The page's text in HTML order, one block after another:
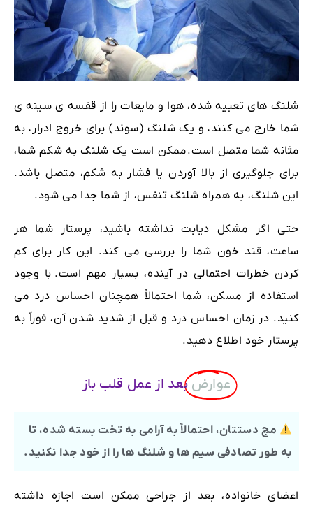
شلنگ های تعبیه شده، هوا و مایعات را از قفسه ی سینه ی
شما خارج می کنند، و یک شلنگ (سوند) برای خروج ادرار، به
مثانه شما متصل است.ممکن است یک شلنگ به شکم شما،
برای جلوگیری از بالا آوردن یا فشار به شکم، متصل باشد.
این شلنگ، به همراه شلنگ تنفس، از شما جدا می شود.
حتی اگر مشکل دیابت نداشته باشید، پرستار شما هر
ساعت، قند خون شما را بررسی می کند. این کار برای کم
کردن خطرات احتمالی در آینده، بسیار مهم است. با وجود
استفاده از مسکن، شما احتمالاً همچنان احساس درد می
کنید. در زمان احساس درد و قبل از شدید شدن آن، فوراً به
پرستار خود اطلاع دهید.
عوارض بعد از عمل قلب باز
مچ دستتان، احتمالاً به آرامی به تخت بسته شده، تا
به طور تصادفی سیم ها و شلنگ ها را از خود جدا نکنید.
اعضای خانواده، بعد از جراحی ممکن است اجازه داشته